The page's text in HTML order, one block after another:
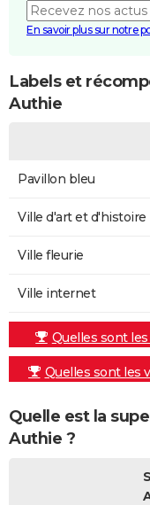
En savoir plus sur notre
Labels et
Authie
Pavillon bleu
Ville d'art et d'histoire
Ville fleurie
Ville internet
Quelles sont
Quelles sont les
Quelle est la
Authie ?